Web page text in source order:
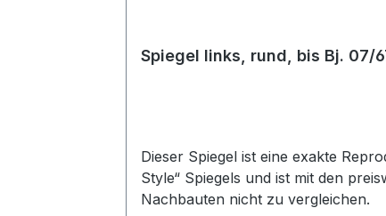
Spiegel links, rund, bis Bj. 07/
Dieser Spiegel ist eine exakte
Style“ Spiegels und ist mit den
Nachbauten nicht zu vergleichen.